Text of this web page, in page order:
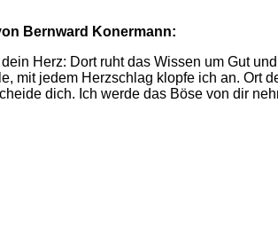
Bernward Konermann:
Herz: Dort ruht das Wissen um Gut
mit jedem Herzschlag klopfe ich an. Ort
dich. Ich werde das Böse von dir